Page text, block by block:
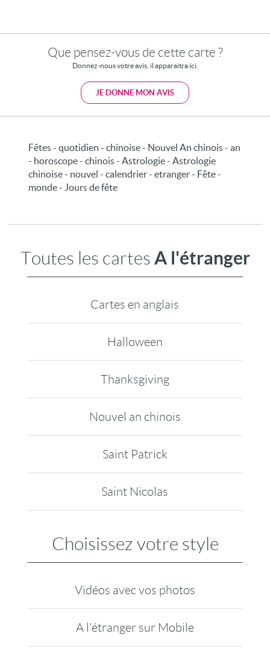
Que pensez-vous de cette carte ?
Donnez-nous votre avis, il apparaitra ici.
JE DONNE MON AVIS
Fêtes - quotidien - chinoise - Nouvel An chinois - an
- horoscope - chinois - Astrologie - Astrologie
chinoise - nouvel - calendrier - etranger - Fête -
monde - Jours de fête
Toutes les cartes A l'étranger
Cartes en anglais
Halloween
Thanksgiving
Nouvel an chinois
Saint Patrick
Saint Nicolas
Choisissez votre style
Vidéos avec vos photos
A l'étranger sur Mobile